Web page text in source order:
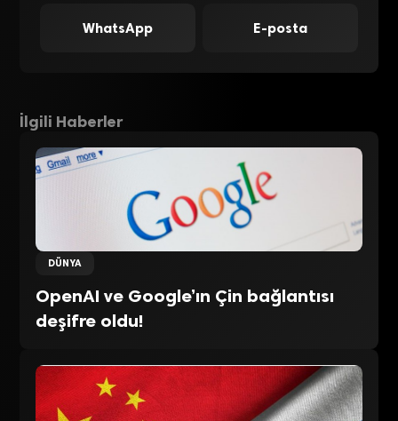
WhatsApp E-posta
İlgili Haberler
DÜNYA
OpenAI ve Google’ın Çin bağlantısı
deşifre oldu!